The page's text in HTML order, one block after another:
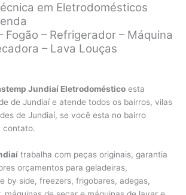
em Eletrodomésticos
Fogão – Refrigerador – Máquina
– Lava Louças
Jundiaí Eletrodoméstico esta
de Jundiaí e atende todos os bairros, vilas
de Jundiaí, se você esta no bairro
contato.
trabalha com peças originais, garantia
orçamentos para geladeiras,
by side, freezers, frigobares, adegas,